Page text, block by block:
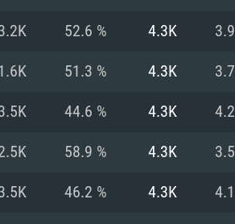
52.6 % 4.3K
51.3 % 4.3K
44.6 % 4.3K
58.9 % 4.3K
46.2 % 4.3K